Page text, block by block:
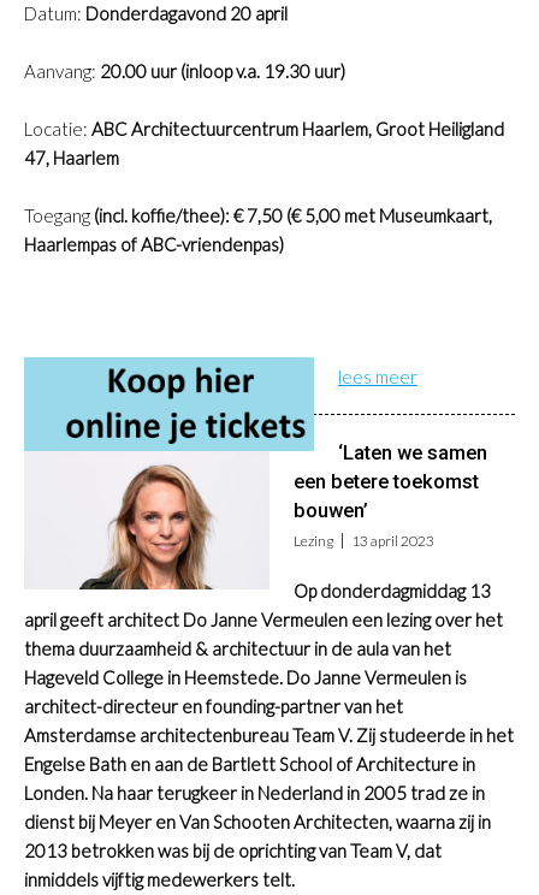
Datum: Donderdagavond 20 april
Aanvang: 20.00 uur (inloop v.a. 19.30 uur)
Locatie: ABC Architectuurcentrum Haarlem, Groot Heiligland
47, Haarlem
Toegang (incl. koffie/thee): € 7,50 (€ 5,00 met Museumkaart,
Haarlempas of ABC-vriendenpas)
lees meer
‘Laten we samen
een betere toekomst
bouwen’
Lezing 13 april 2023
Op donderdagmiddag 13
april geeft architect Do Janne Vermeulen een lezing over het
thema duurzaamheid & architectuur in de aula van het
Hageveld College in Heemstede. Do Janne Vermeulen is
architect-directeur en founding-partner van het
Amsterdamse architectenbureau Team V. Zij studeerde in het
Engelse Bath en aan de Bartlett School of Architecture in
Londen. Na haar terugkeer in Nederland in 2005 trad ze in
dienst bij Meyer en Van Schooten Architecten, waarna zij in
2013 betrokken was bij de oprichting van Team V, dat
inmiddels vijftig medewerkers telt.